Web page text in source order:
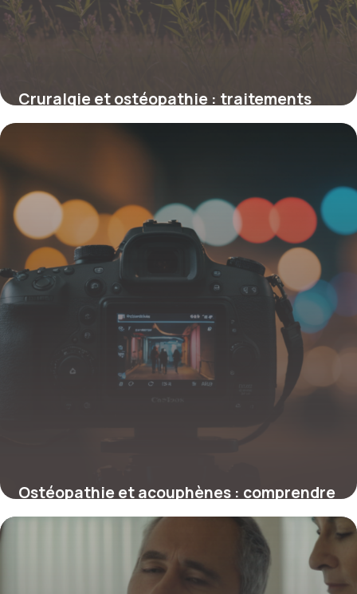
Cruralgie et ostéopathie : traitements
naturels et efficaces
Ostéopathie et acouphènes : comprendre
le lien et les solutions efficaces